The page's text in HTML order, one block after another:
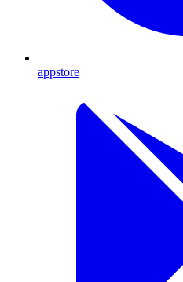
appstore